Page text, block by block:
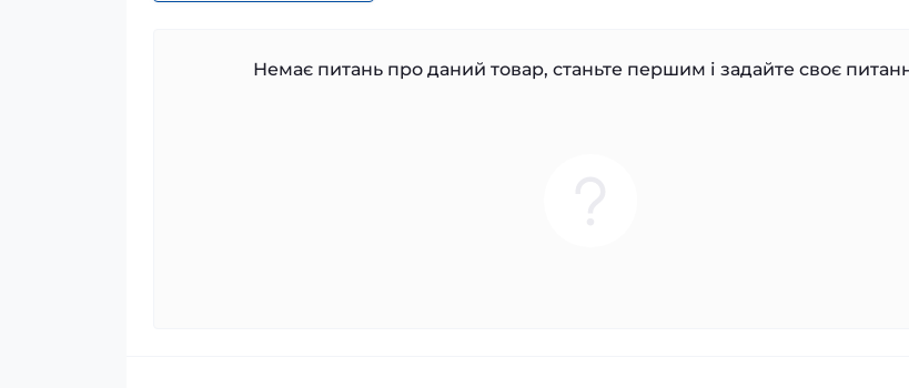
Немає питань про даний товар, станьте першим і задайте своє